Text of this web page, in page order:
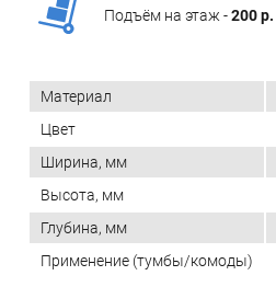
Подъём на этаж -200 р.
Материал
Цвет
Ширина, мм
Высота, мм
Глубина, мм
Применение (тумбы/комоды)